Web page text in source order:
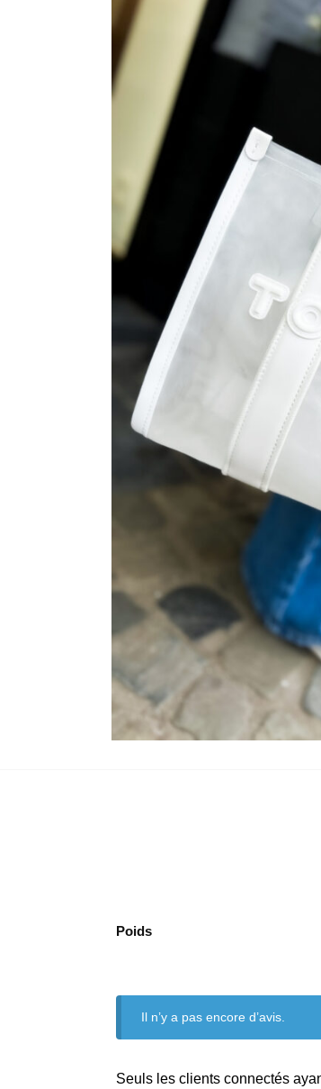
Poids
Il n’y a pas encore d’avis.
Seuls les clients connectés